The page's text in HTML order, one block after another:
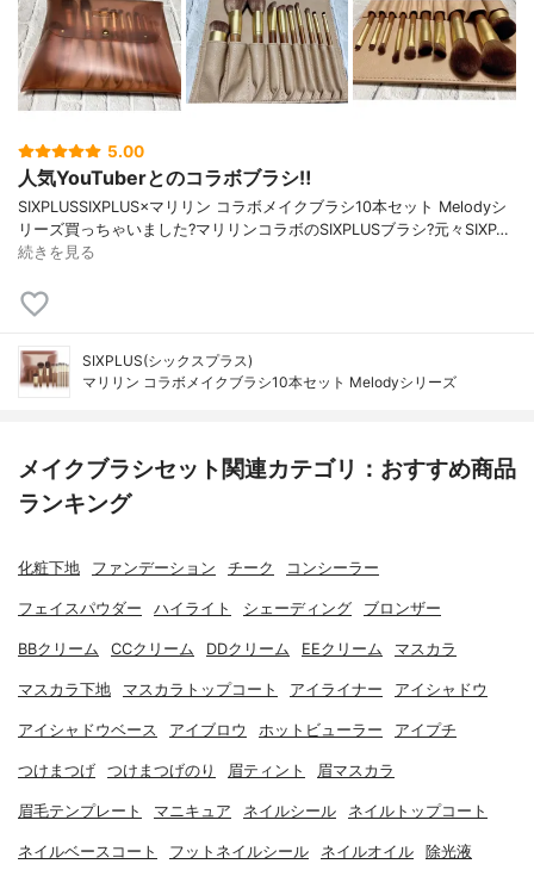
5.00
人気YouTuberとのコラボブラシ‼️
SIXPLUSSIXPLUS×マリリン コラボメイクブラシ10本セット Melodyシ
リーズ買っちゃいました?マリリンコラボのSIXPLUSブラシ?元々SIXP…
続きを見る
SIXPLUS(シックスプラス)
マリリン コラボメイクブラシ10本セット Melodyシリーズ
メイクブラシセット関連カテゴリ：おすすめ商品
ランキング
化粧下地 ファンデーション チーク コンシーラー
フェイスパウダー ハイライト シェーディング ブロンザー
BBクリーム CCクリーム DDクリーム EEクリーム マスカラ
マスカラ下地 マスカラトップコート アイライナー アイシャドウ
アイシャドウベース アイブロウ ホットビューラー アイプチ
つけまつげ つけまつげのり 眉ティント 眉マスカラ
眉毛テンプレート マニキュア ネイルシール ネイルトップコート
ネイルベースコート フットネイルシール ネイルオイル 除光液